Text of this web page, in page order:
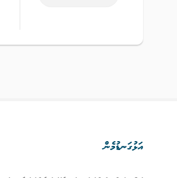
އަޅުގަނޑުމެން